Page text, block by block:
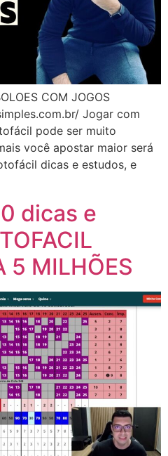
COM JOGOS
Jogar com
pode ser muito
você apostar maior será
dicas e estudos, e
dicas e
5 MILHÕES